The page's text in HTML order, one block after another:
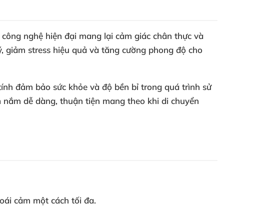
nghệ hiện đại mang lại cảm giác chân thực và
stress hiệu quả và tăng cường phong độ cho
đảm bảo sức khỏe và độ bền bỉ trong quá trình sử
dễ dàng, thuận tiện mang theo khi di chuyển
cảm một cách tối đa.